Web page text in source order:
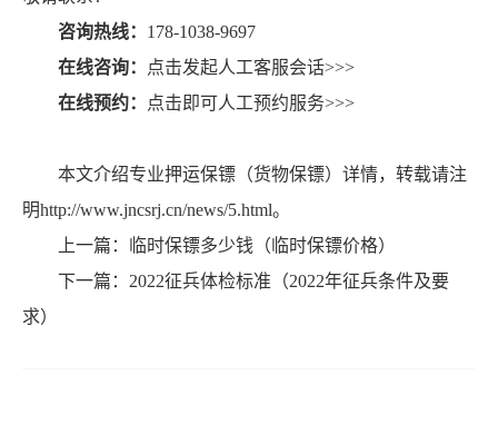
咨询热线： 178-1038-9697
在线咨询：
点击发起人工客服会话>>>
在线预约：
点击即可人工预约服务>>>
本文介绍专业押运保镖（货物保镖）详情，转载请注
明http://www.jncsrj.cn/news/5.html。
上一篇：
临时保镖多少钱（临时保镖价格）
下一篇： 2022征兵体检标准（2022年征兵条件及要
求）